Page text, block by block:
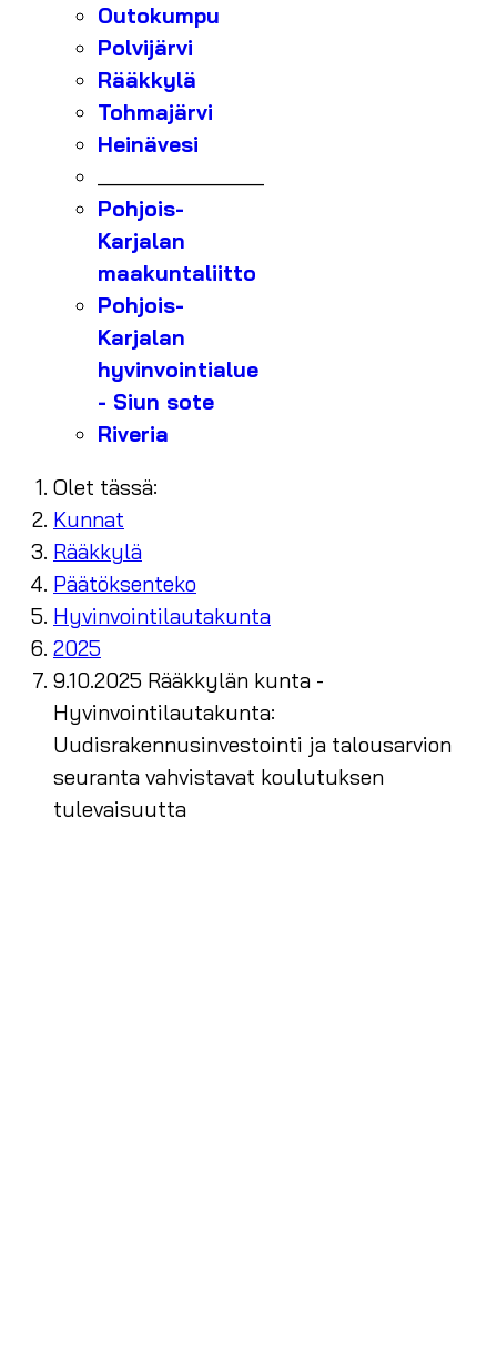
Outokumpu
Polvijärvi
Rääkkylä
Tohmajärvi
Heinävesi
Pohjois-
Karjalan
maakuntaliitto
Pohjois-
Karjalan
hyvinvointialue
- Siun sote
Riveria
Olet tässä:
Kunnat
Rääkkylä
Päätöksenteko
Hyvinvointilautakunta
2025
9.10.2025 Rääkkylän kunta -
Hyvinvointilautakunta:
Uudisrakennusinvestointi ja talousarvion
seuranta vahvistavat koulutuksen
tulevaisuutta